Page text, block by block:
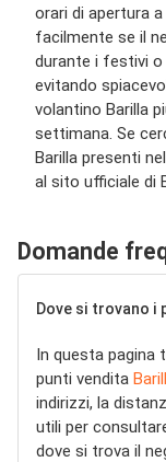
orari di apertura
facilmente se il
durante i festivi o
evitando
volantino Barilla
settimana. Se
Barilla presenti
al sito ufficiale di
Domande
Dove si trovano i
In questa pagina
punti vendita
indirizzi, la
utili per
dove si trova il